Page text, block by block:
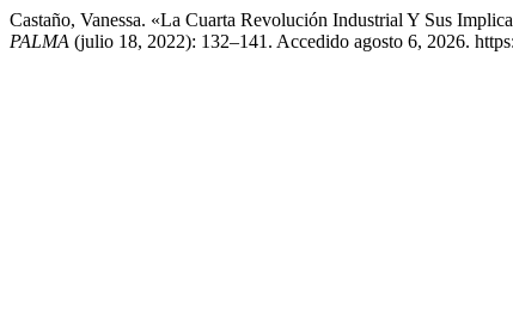
Castaño, Vanessa. «La Cuarta Revolución Industrial Y Sus
PALMA (julio 18, 2022): 132–141. Accedido agosto 6, 2026.